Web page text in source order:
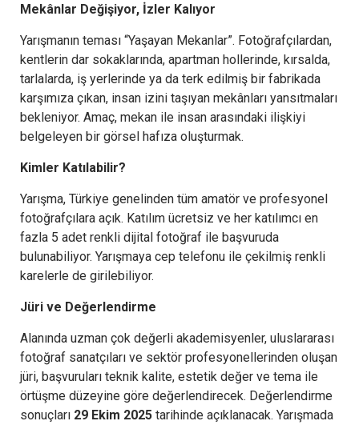
Mekânlar Değişiyor, İzler Kalıyor
Yarışmanın teması “Yaşayan Mekanlar”. Fotoğrafçılardan,
kentlerin dar sokaklarında, apartman hollerinde, kırsalda,
tarlalarda, iş yerlerinde ya da terk edilmiş bir fabrikada
karşımıza çıkan, insan izini taşıyan mekânları yansıtmaları
bekleniyor. Amaç, mekan ile insan arasındaki ilişkiyi
belgeleyen bir görsel hafıza oluşturmak.
Kimler Katılabilir?
Yarışma, Türkiye genelinden tüm amatör ve profesyonel
fotoğrafçılara açık. Katılım ücretsiz ve her katılımcı en
fazla 5 adet renkli dijital fotoğraf ile başvuruda
bulunabiliyor. Yarışmaya cep telefonu ile çekilmiş renkli
karelerle de girilebiliyor.
Jüri ve Değerlendirme
Alanında uzman çok değerli akademisyenler, uluslararası
fotoğraf sanatçıları ve sektör profesyonellerinden oluşan
jüri, başvuruları teknik kalite, estetik değer ve tema ile
örtüşme düzeyine göre değerlendirecek. Değerlendirme
sonuçları 29 Ekim 2025 tarihinde açıklanacak. Yarışmada